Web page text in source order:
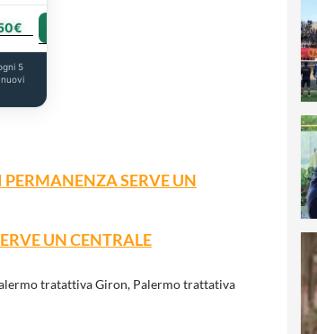
5
SERVE UN
UN CENTRALE
tratattiva Giron, Palermo trattativa